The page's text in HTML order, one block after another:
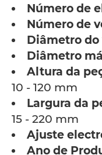
Número de
Número de
Diâmetro do
Diâmetro
Altura da
10 - 120 mm
Largura da
15 - 220 mm
Ajuste
Ano de